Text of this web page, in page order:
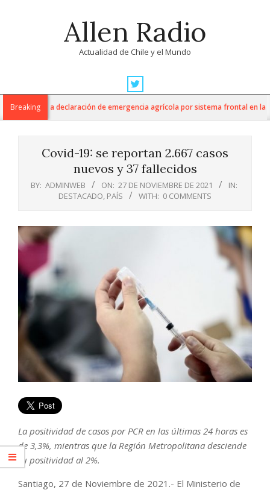
Allen Radio
Actualidad de Chile y el Mundo
Navigation
MenuBreaking
anuncia declaración de emergencia agrícola por sistema frontal en la
Covid-19: se reportan 2.667 casos
nuevos y 37 fallecidos
BY: ADMINWEB ON: 27 DE NOVIEMBRE DE 2021
IN:
DESTACADO, PAÍS WITH: 0 COMMENTS
La positividad de casos por PCR en las últimas 24 horas es
de 3,3%, mientras que la Región Metropolitana desciende
su positividad al 2%.
Santiago, 27 de Noviembre de 2021.- El Ministerio de